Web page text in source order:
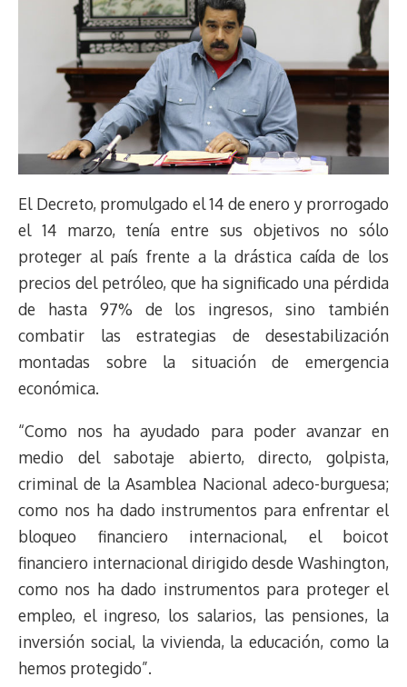
El Decreto, promulgado el 14 de enero y prorrogado
el 14 marzo, tenía entre sus objetivos no sólo
proteger al país frente a la drástica caída de los
precios del petróleo, que ha significado una pérdida
de hasta 97% de los ingresos, sino también
combatir las estrategias de desestabilización
montadas sobre la situación de emergencia
económica.
“Como nos ha ayudado para poder avanzar en
medio del sabotaje abierto, directo, golpista,
criminal de la Asamblea Nacional adeco-burguesa;
como nos ha dado instrumentos para enfrentar el
bloqueo financiero internacional, el boicot
financiero internacional dirigido desde Washington,
como nos ha dado instrumentos para proteger el
empleo, el ingreso, los salarios, las pensiones, la
inversión social, la vivienda, la educación, como la
hemos protegido”.